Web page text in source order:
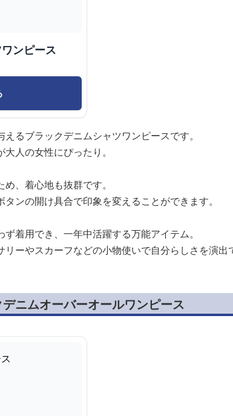
ンピース
るブラックデニムシャツワンピースです。
人の女性にぴったり。
、着心地も抜群です。
ンの開け具合で印象を変えることができます。
着用でき、一年中活躍する万能アイテム。
リーやスカーフなどの小物使いで自分らしさを演
ニムオーバーオールワンピース